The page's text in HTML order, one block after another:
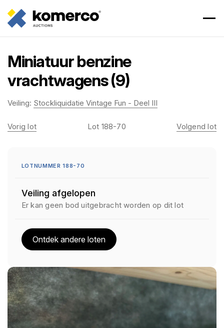
Miniatuur benzine
vrachtwagens (9)
Veiling: Stockliquidatie Vintage Fun - Deel III
Vorig lot Lot 188-70 Volgend lot
LOTNUMMER 188-70
Veiling afgelopen
Er kan geen bod uitgebracht worden op dit lot
Ontdek andere loten